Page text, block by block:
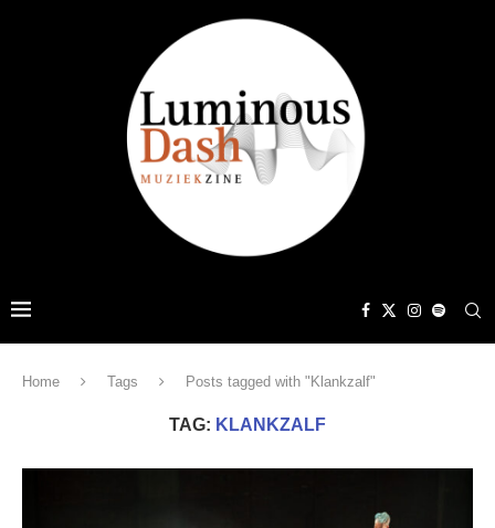
Home Tags Posts tagged with "Klankzalf"
TAG: KLANKZALF